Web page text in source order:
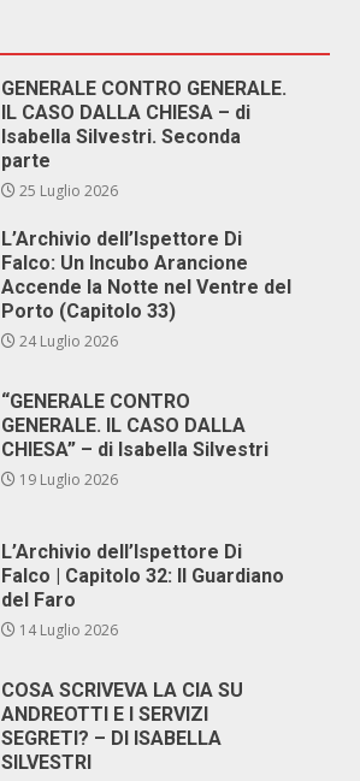
GENERALE CONTRO GENERALE.
IL CASO DALLA CHIESA – di
Isabella Silvestri. Seconda
parte
25 Luglio 2026
L’Archivio dell’Ispettore Di
Falco: Un Incubo Arancione
Accende la Notte nel Ventre del
Porto (Capitolo 33)
24 Luglio 2026
“GENERALE CONTRO
GENERALE. IL CASO DALLA
CHIESA” – di Isabella Silvestri
19 Luglio 2026
L’Archivio dell’Ispettore Di
Falco | Capitolo 32: Il Guardiano
del Faro
14 Luglio 2026
COSA SCRIVEVA LA CIA SU
ANDREOTTI E I SERVIZI
SEGRETI? – DI ISABELLA
SILVESTRI